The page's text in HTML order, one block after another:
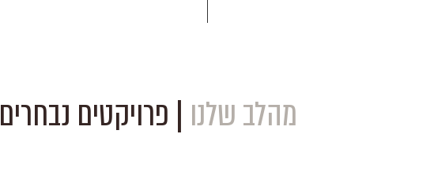
מהלב שלנו | פרויקטים נבחרים